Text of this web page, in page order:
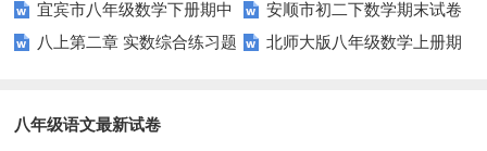
卷及答案
宜宾市八年级数学下册期中
试题华师大版
安顺市初二下数学期末试卷
及答案
八上第二章 实数综合练习题
北师大版八年级数学上册期
八年级语文最新试卷